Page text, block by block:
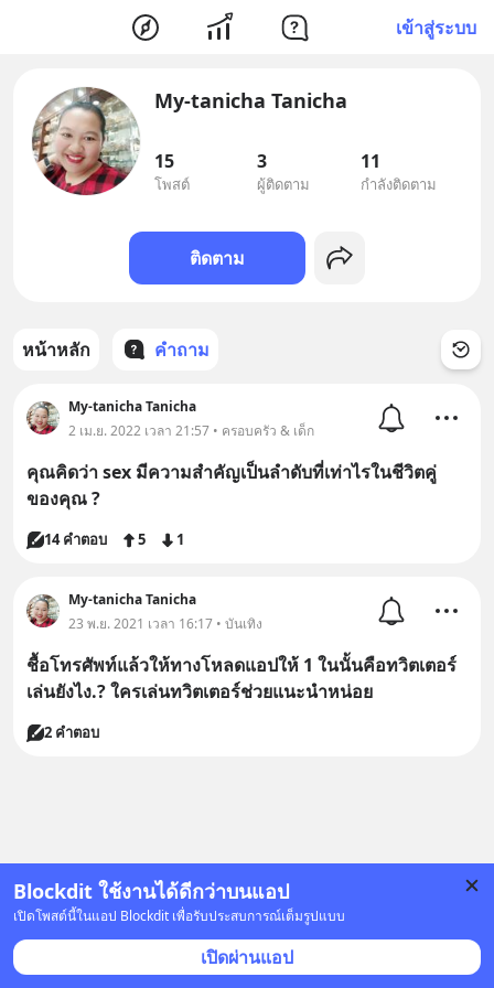
เข้าสู่ระบบ
Blockdit ใช้งานได้ดีกว่าบนแอป
เปิดโพสต์นี้ในแอป Blockdit เพื่อรับประสบการณ์เต็มรูปแบบ
เปิดผ่านแอป
My-tanicha Tanicha
15
โพสต์
3
ผู้ติดตาม
11
กำลังติดตาม
ติดตาม
หน้าหลัก คำถาม
My-tanicha Tanicha
2 เม.ย. 2022 เวลา 21:57 • ครอบครัว & เด็ก
คุณคิดว่า sex มีความสำคัญเป็นลำดับที่เท่าไรในชีวิตคู่
ของคุณ ?
14 คำตอบ 5 1
My-tanicha Tanicha
23 พ.ย. 2021 เวลา 16:17 • บันเทิง
ชื้อโทรศัพท์แล้วให้ทางโหลดแอปให้ 1 ในนั้นคือทวิตเตอร์
เล่นยังไง.? ใครเล่นทวิตเตอร์ช่วยแนะนำหน่อย
2 คำตอบ